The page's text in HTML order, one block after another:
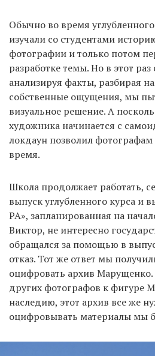
Обычно во время
изучали со студентами
фотографии и только потом
разработке темы. Но в этот
анализируя факты, разбирая
собственные ощущения, мы
визуальное решение. А
художника начинается с
локдаун позволил фотографам
время.
Школа продолжает работать,
выпуск углубленного курса и
РА», запланированная на
Виктор, не интересно
обращался за помощью в
отказ. Тот же ответ мы
оцифровать архив Марущенко.
других фотографов к фигуре
наследию, этот архив все же
оцифровывать материалы мы